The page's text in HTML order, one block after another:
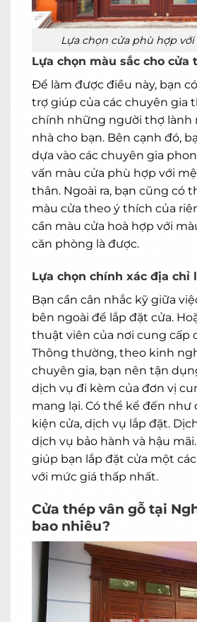
Lựa chọn cửa phù hợp
Lựa chọn màu sắc cho cửa
Để làm được điều này, bạn
trợ giúp của các chuyên gia
chính những người thợ lành
nhà cho bạn. Bên cạnh đó,
dựa vào các chuyên gia
vấn màu cửa phù hợp với
thân. Ngoài ra, bạn cũng có
màu cửa theo ý thích của
cần màu cửa hoà hợp với
căn phòng là được.
Lựa chọn chính xác địa chỉ
Bạn cần cân nhắc kỹ giữa
bên ngoài để lắp đặt cửa.
thuật viên của nơi cung cấp
Thông thường, theo kinh
chuyên gia, bạn nên tận
dịch vụ đi kèm của đơn vị
mang lại. Có thể kể đến như
kiện cửa, dịch vụ lắp đặt.
dịch vụ bảo hành và hậu
giúp bạn lắp đặt cửa một
với mức giá thấp nhất.
Cửa thép vân gỗ tại
bao nhiêu?